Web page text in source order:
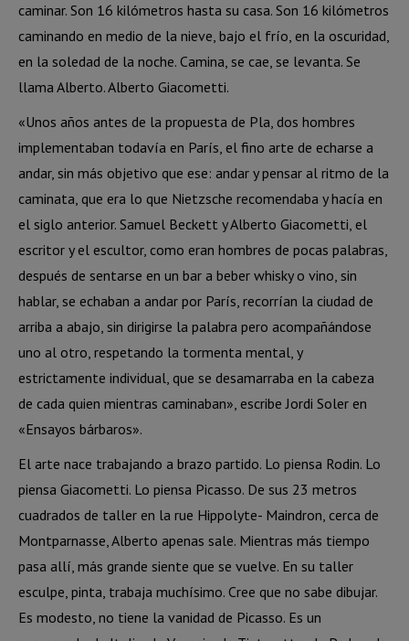
caminar. Son 16 kilómetros hasta su casa. Son 16 kilómetros
caminando en medio de la nieve, bajo el frío, en la oscuridad,
en la soledad de la noche. Camina, se cae, se levanta. Se
llama Alberto. Alberto Giacometti.
«Unos años antes de la propuesta de Pla, dos hombres
implementaban todavía en París, el fino arte de echarse a
andar, sin más objetivo que ese: andar y pensar al ritmo de la
caminata, que era lo que Nietzsche recomendaba y hacía en
el siglo anterior. Samuel Beckett y Alberto Giacometti, el
escritor y el escultor, como eran hombres de pocas palabras,
después de sentarse en un bar a beber whisky o vino, sin
hablar, se echaban a andar por París, recorrían la ciudad de
arriba a abajo, sin dirigirse la palabra pero acompañándose
uno al otro, respetando la tormenta mental, y
estrictamente individual, que se desamarraba en la cabeza
de cada quien mientras caminaban», escribe Jordi Soler en
«Ensayos bárbaros».
El arte nace trabajando a brazo partido. Lo piensa Rodin. Lo
piensa Giacometti. Lo piensa Picasso. De sus 23 metros
cuadrados de taller en la rue Hippolyte- Maindron, cerca de
Montparnasse, Alberto apenas sale. Mientras más tiempo
pasa allí, más grande siente que se vuelve. En su taller
esculpe, pinta, trabaja muchísimo. Cree que no sabe dibujar.
Es modesto, no tiene la vanidad de Picasso. Es un